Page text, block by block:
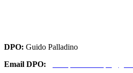
DPO: Guido Palladino
Email DPO: